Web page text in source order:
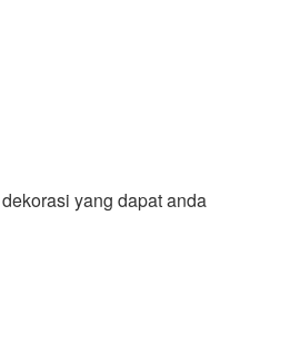
yang dapat anda